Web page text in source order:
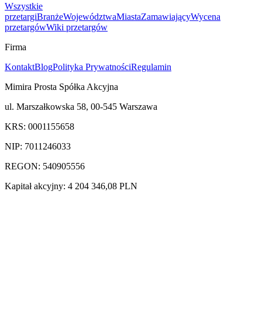
Wszystkie
przetargiBranżeWojewództwaMiastaZamawiającyWycena
przetargówWiki przetargów
Firma
KontaktBlogPolityka PrywatnościRegulamin
Mimira Prosta Spółka Akcyjna
ul. Marszałkowska 58, 00-545 Warszawa
KRS: 0001155658
NIP: 7011246033
REGON: 540905556
Kapitał akcyjny: 4 204 346,08 PLN